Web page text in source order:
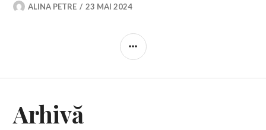
ALINA PETRE 23 MAI 2024
BARĂ
Arhivă